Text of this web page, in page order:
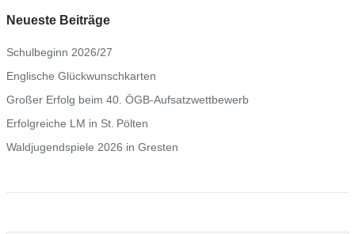
Neueste Beiträge
Schulbeginn 2026/27
Englische Glückwunschkarten
Großer Erfolg beim 40. ÖGB‑Aufsatzwettbewerb
Erfolgreiche LM in St. Pölten
Waldjugendspiele 2026 in Gresten